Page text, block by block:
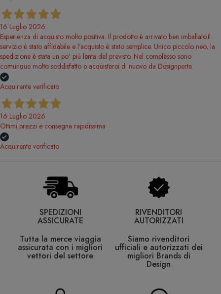
16 Luglio 2026
Esperienza di acquisto molto positiva. Il prodotto è arrivato ben imballato.Il
servizio è stato affidabile e l’acquisto è stato semplice. Unico piccolo neo, la
spedizione è stata un po’ più lenta del previsto. Nel complesso sono
comunque molto soddisfatto e acquisterei di nuovo da Designperte.
Acquirente verificato
16 Luglio 2026
Ottimi prezzi e consegna rapidissima
Acquirente verificato
SPEDIZIONI
ASSICURATE
Tutta la merce viaggia
assicurata con i migliori
vettori del settore
RIVENDITORI
AUTORIZZATI
Siamo rivenditori
ufficiali e autorizzati dei
migliori Brands di
Design